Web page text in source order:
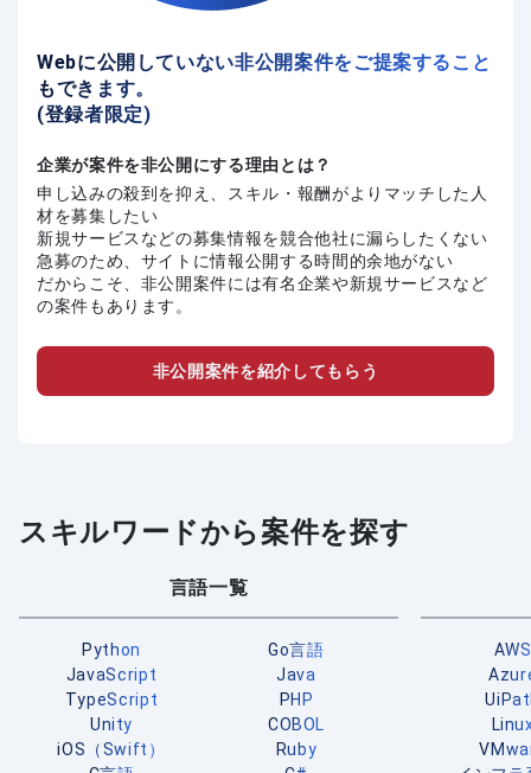
Webに公開していない非公開案件をご提案すること
もできます。
(登録者限定)
企業が案件を非公開にする理由とは？
申し込みの殺到を抑え、スキル・報酬がよりマッチした人
材を募集したい
新規サービスなどの募集情報を競合他社に漏らしたくない
急募のため、サイトに情報公開する時間的余地がない
だからこそ、非公開案件には有名企業や新規サービスなど
の案件もあります。
非公開案件を紹介してもらう
スキルワードから案件を探す
言語一覧
Python
Go言語
JavaScript
Java
TypeScript
PHP
Unity
COBOL
iOS（Swift）
Ruby
AWS